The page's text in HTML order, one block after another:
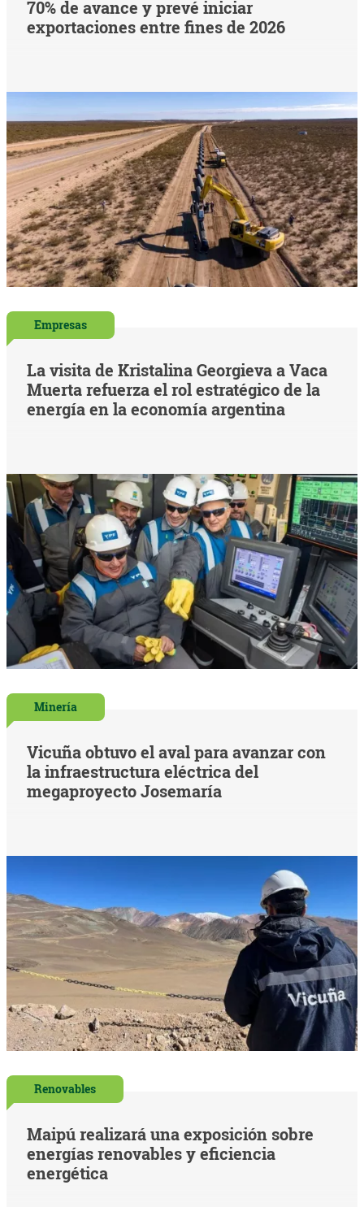
70% de avance y prevé iniciar
exportaciones entre fines de 2026
Empresas
La visita de Kristalina Georgieva a Vaca
Muerta refuerza el rol estratégico de la
energía en la economía argentina
Minería
Vicuña obtuvo el aval para avanzar con
la infraestructura eléctrica del
megaproyecto Josemaría
Renovables
Maipú realizará una exposición sobre
energías renovables y eficiencia
energética